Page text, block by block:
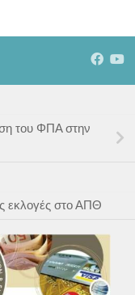
του ΦΠΑ στην
εκλογές στο ΑΠΘ